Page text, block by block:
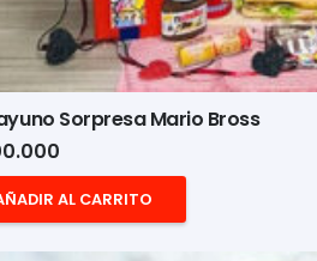
Sorpresa Mario Bross
AL CARRITO